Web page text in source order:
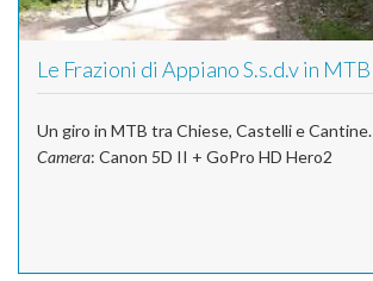
Le Frazioni di Appiano S.s.d.v in MTB
Un giro in MTB tra Chiese, Castelli e Cantine.
Camera: Canon 5D II + GoPro HD Hero2